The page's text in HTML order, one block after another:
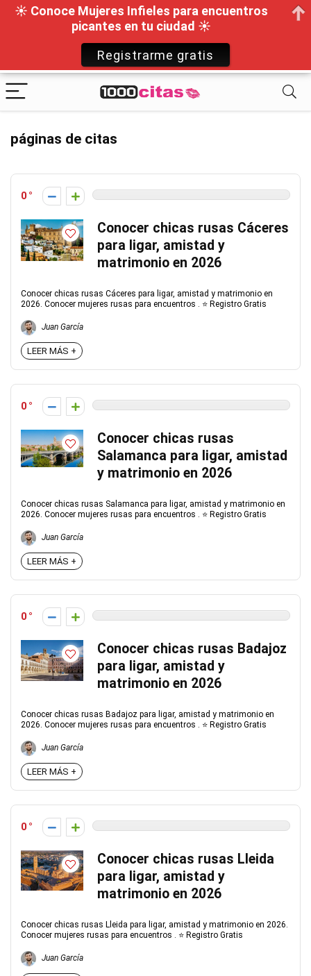
páginas de citas
0
Conocer chicas rusas Cáceres
para ligar, amistad y
matrimonio en 2026
Conocer chicas rusas Cáceres para ligar, amistad y matrimonio en
2026. Conocer mujeres rusas para encuentros . ⭐ Registro Gratis
Juan García
LEER MÁS +
0
Conocer chicas rusas
Salamanca para ligar, amistad
y matrimonio en 2026
Conocer chicas rusas Salamanca para ligar, amistad y matrimonio en
2026. Conocer mujeres rusas para encuentros . ⭐ Registro Gratis
Juan García
LEER MÁS +
0
Conocer chicas rusas Badajoz
para ligar, amistad y
matrimonio en 2026
Conocer chicas rusas Badajoz para ligar, amistad y matrimonio en
2026. Conocer mujeres rusas para encuentros . ⭐ Registro Gratis
Juan García
LEER MÁS +
0
Conocer chicas rusas Lleida
para ligar, amistad y
matrimonio en 2026
Conocer chicas rusas Lleida para ligar, amistad y matrimonio en 2026.
Conocer mujeres rusas para encuentros . ⭐ Registro Gratis
Juan García
☀ Conoce Mujeres Infieles para encuentros
picantes en tu ciudad ☀
Registrarme gratis